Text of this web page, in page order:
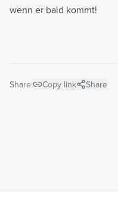
wenn er bald kommt!
Share: Copy link Share